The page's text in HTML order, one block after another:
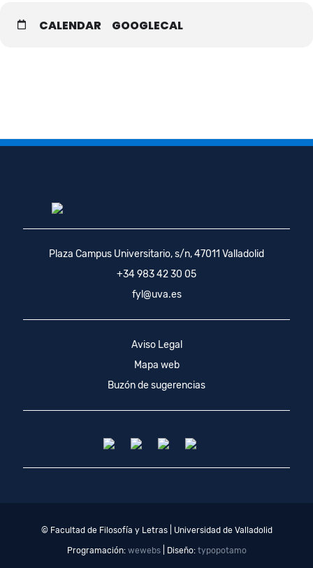
CALENDAR GOOGLECAL
Plaza Campus Universitario, s/n, 47011 Valladolid
+34 983 42 30 05
fyl@uva.es
Aviso Legal
Mapa web
Buzón de sugerencias
© Facultad de Filosofía y Letras | Universidad de Valladolid
Programación: wewebs| Diseño: typopotamo